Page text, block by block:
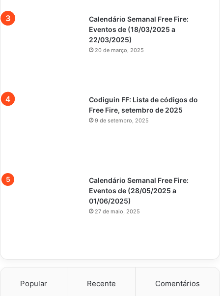
Calendário Semanal Free Fire:
Eventos de (18/03/2025 a
22/03/2025)
20 de março, 2025
Codiguin FF: Lista de códigos do
Free Fire, setembro de 2025
9 de setembro, 2025
Calendário Semanal Free Fire:
Eventos de (28/05/2025 a
01/06/2025)
27 de maio, 2025
Popular Recente Comentários